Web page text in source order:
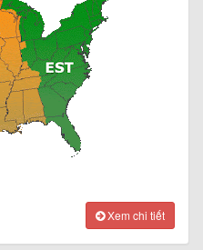
Xem chi tiết